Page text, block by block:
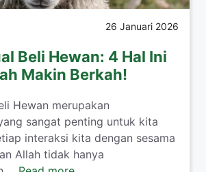
26 Januari 2026
Beli Hewan: 4 Hal Ini
Makin Berkah!
Hewan merupakan
sangat penting untuk kita
interaksi kita dengan sesama
Allah tidak hanya